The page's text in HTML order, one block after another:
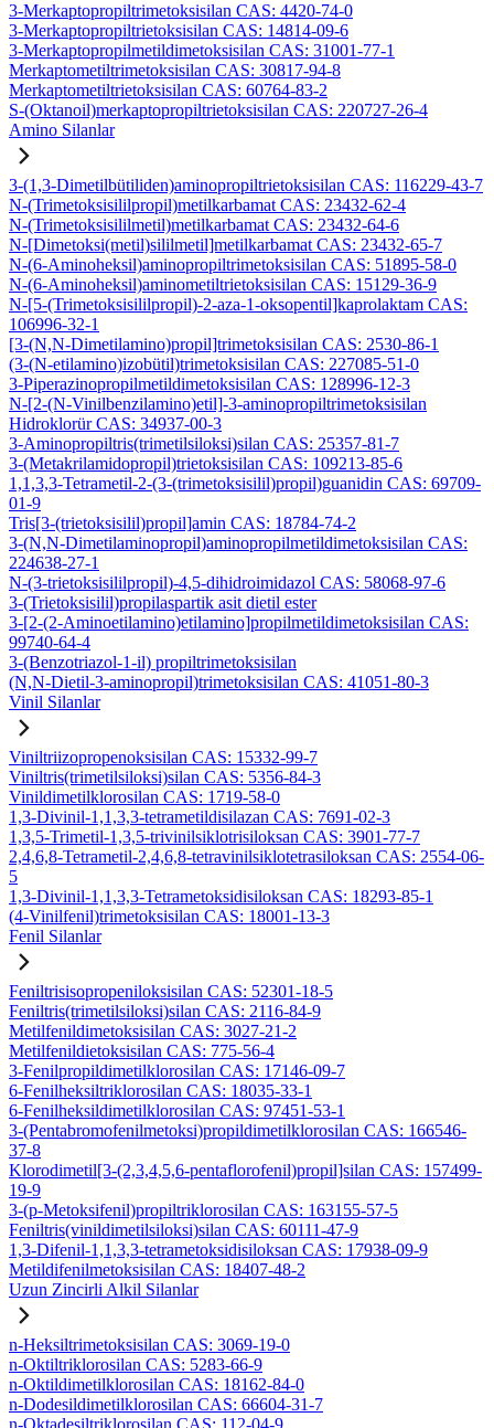
3-Merkaptopropiltrimetoksisilan CAS: 4420-74-0
3-Merkaptopropiltrietoksisilan CAS: 14814-09-6
3-Merkaptopropilmetildimetoksisilan CAS: 31001-77-1
Merkaptometiltrimetoksisilan CAS: 30817-94-8
Merkaptometiltrietoksisilan CAS: 60764-83-2
S-(Oktanoil)merkaptopropiltrietoksisilan CAS: 220727-26-4
Amino Silanlar
3-(1,3-Dimetilbütiliden)aminopropiltrietoksisilan CAS: 116229-43-7
N-(Trimetoksisililpropil)metilkarbamat CAS: 23432-62-4
N-(Trimetoksisililmetil)metilkarbamat CAS: 23432-64-6
N-[Dimetoksi(metil)sililmetil]metilkarbamat CAS: 23432-65-7
N-(6-Aminoheksil)aminopropiltrimetoksisilan CAS: 51895-58-0
N-(6-Aminoheksil)aminometiltrietoksisilan CAS: 15129-36-9
N-[5-(Trimetoksisililpropil)-2-aza-1-oksopentil]kaprolaktam CAS:
106996-32-1
[3-(N,N-Dimetilamino)propil]trimetoksisilan CAS: 2530-86-1
(3-(N-etilamino)izobütil)trimetoksisilan CAS: 227085-51-0
3-Piperazinopropilmetildimetoksisilan CAS: 128996-12-3
N-[2-(N-Vinilbenzilamino)etil]-3-aminopropiltrimetoksisilan
Hidroklorür CAS: 34937-00-3
3-Aminopropiltris(trimetilsiloksi)silan CAS: 25357-81-7
3-(Metakrilamidopropil)trietoksisilan CAS: 109213-85-6
1,1,3,3-Tetrametil-2-(3-(trimetoksisilil)propil)guanidin CAS: 69709-
01-9
Tris[3-(trietoksisilil)propil]amin CAS: 18784-74-2
3-(N,N-Dimetilaminopropil)aminopropilmetildimetoksisilan CAS:
224638-27-1
N-(3-trietoksisililpropil)-4,5-dihidroimidazol CAS: 58068-97-6
3-(Trietoksisilil)propilaspartik asit dietil ester
3-[2-(2-Aminoetilamino)etilamino]propilmetildimetoksisilan CAS:
99740-64-4
3-(Benzotriazol-1-il) propiltrimetoksisilan
(N,N-Dietil-3-aminopropil)trimetoksisilan CAS: 41051-80-3
Vinil Silanlar
Viniltriizopropenoksisilan CAS: 15332-99-7
Viniltris(trimetilsiloksi)silan CAS: 5356-84-3
Vinildimetilklorosilan CAS: 1719-58-0
1,3-Divinil-1,1,3,3-tetrametildisilazan CAS: 7691-02-3
1,3,5-Trimetil-1,3,5-trivinilsiklotrisiloksan CAS: 3901-77-7
2,4,6,8-Tetrametil-2,4,6,8-tetravinilsiklotetrasiloksan CAS: 2554-06-
5
1,3-Divinil-1,1,3,3-Tetrametoksidisiloksan CAS: 18293-85-1
(4-Vinilfenil)trimetoksisilan CAS: 18001-13-3
Fenil Silanlar
Feniltrisisopropeniloksisilan CAS: 52301-18-5
Feniltris(trimetilsiloksi)silan CAS: 2116-84-9
Metilfenildimetoksisilan CAS: 3027-21-2
Metilfenildietoksisilan CAS: 775-56-4
3-Fenilpropildimetilklorosilan CAS: 17146-09-7
6-Fenilheksiltriklorosilan CAS: 18035-33-1
6-Fenilheksildimetilklorosilan CAS: 97451-53-1
3-(Pentabromofenilmetoksi)propildimetilklorosilan CAS: 166546-
37-8
Klorodimetil[3-(2,3,4,5,6-pentaflorofenil)propil]silan CAS: 157499-
19-9
3-(p-Metoksifenil)propiltriklorosilan CAS: 163155-57-5
Feniltris(vinildimetilsiloksi)silan CAS: 60111-47-9
1,3-Difenil-1,1,3,3-tetrametoksidisiloksan CAS: 17938-09-9
Metildifenilmetoksisilan CAS: 18407-48-2
Uzun Zincirli Alkil Silanlar
n-Heksiltrimetoksisilan CAS: 3069-19-0
n-Oktiltriklorosilan CAS: 5283-66-9
n-Oktildimetilklorosilan CAS: 18162-84-0
n-Dodesildimetilklorosilan CAS: 66604-31-7
n-Oktadesiltriklorosilan CAS: 112-04-9